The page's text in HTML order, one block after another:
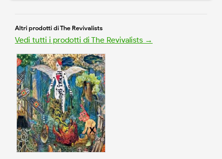
Altri prodotti di The Revivalists
Vedi tutti i prodotti di The Revivalists →